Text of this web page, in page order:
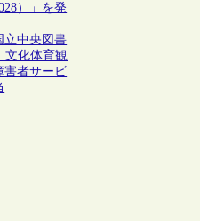
）」を発
立中央図書
文化体育観
害者サービ